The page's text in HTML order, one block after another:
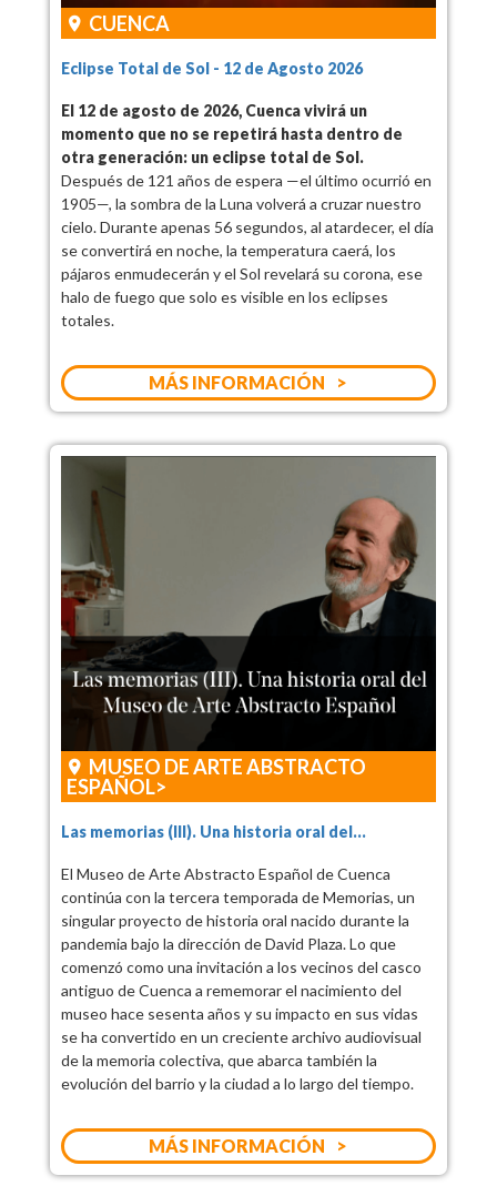
CUENCA
Eclipse Total de Sol - 12 de Agosto 2026
El 12 de agosto de 2026, Cuenca vivirá un
momento que no se repetirá hasta dentro de
otra generación: un eclipse total de Sol.
Después de 121 años de espera —el último ocurrió en
1905—, la sombra de la Luna volverá a cruzar nuestro
cielo. Durante apenas 56 segundos, al atardecer, el día
se convertirá en noche, la temperatura caerá, los
pájaros enmudecerán y el Sol revelará su corona, ese
halo de fuego que solo es visible en los eclipses
totales.
MÁS INFORMACIÓN
MUSEO DE ARTE ABSTRACTO
ESPAÑOL
Las memorias (III). Una historia oral del...
El Museo de Arte Abstracto Español de Cuenca
continúa con la tercera temporada de Memorias, un
singular proyecto de historia oral nacido durante la
pandemia bajo la dirección de David Plaza. Lo que
comenzó como una invitación a los vecinos del casco
antiguo de Cuenca a rememorar el nacimiento del
museo hace sesenta años y su impacto en sus vidas
se ha convertido en un creciente archivo audiovisual
de la memoria colectiva, que abarca también la
evolución del barrio y la ciudad a lo largo del tiempo.
MÁS INFORMACIÓN